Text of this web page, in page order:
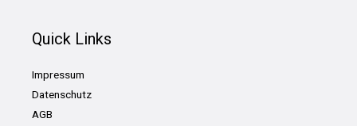
Quick Links
Impressum
Datenschutz
AGB